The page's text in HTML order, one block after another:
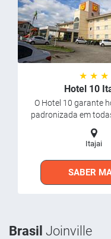
★ ★ ★
Hotel 10
O Hotel 10 garante
padronizada em
Itajai
SABER
Brasil Joinville